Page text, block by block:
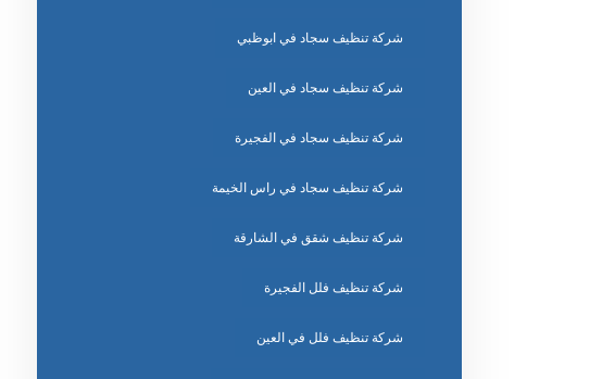
شركة تنظيف سجاد في ابوظبي
شركة تنظيف سجاد في العين
شركة تنظيف سجاد في الفجيرة
شركة تنظيف سجاد في راس الخيمة
شركة تنظيف شقق في الشارقة
شركة تنظيف فلل الفجيرة
شركة تنظيف فلل في العين